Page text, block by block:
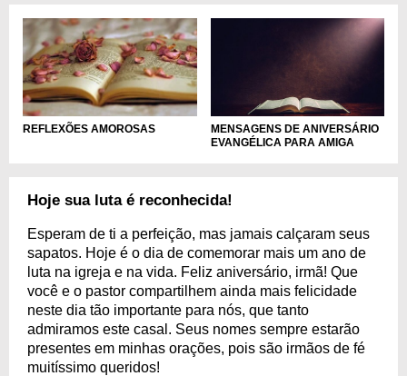
REFLEXÕES AMOROSAS
MENSAGENS DE ANIVERSÁRIO
EVANGÉLICA PARA AMIGA
Hoje sua luta é reconhecida!
Esperam de ti a perfeição, mas jamais calçaram seus
sapatos. Hoje é o dia de comemorar mais um ano de
luta na igreja e na vida. Feliz aniversário, irmã! Que
você e o pastor compartilhem ainda mais felicidade
neste dia tão importante para nós, que tanto
admiramos este casal. Seus nomes sempre estarão
presentes em minhas orações, pois são irmãos de fé
muitíssimo queridos!